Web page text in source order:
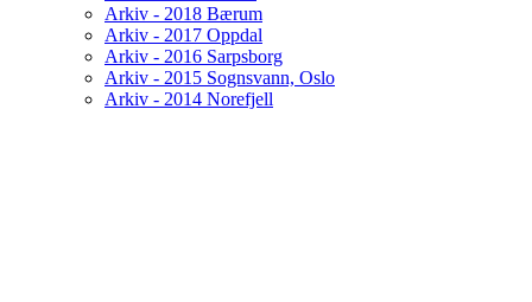
Arkiv - 2018 Bærum
Arkiv - 2017 Oppdal
Arkiv - 2016 Sarpsborg
Arkiv - 2015 Sognsvann, Oslo
Arkiv - 2014 Norefjell